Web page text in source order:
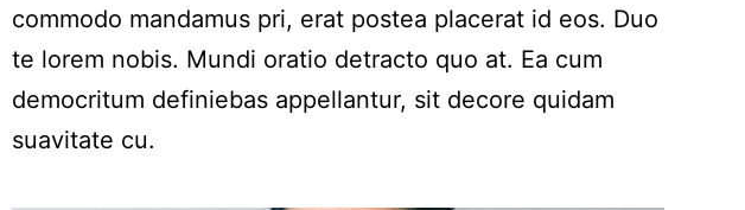
commodo mandamus pri, erat postea placerat id eos. Duo
te lorem nobis. Mundi oratio detracto quo at. Ea cum
democritum definiebas appellantur, sit decore quidam
suavitate cu.